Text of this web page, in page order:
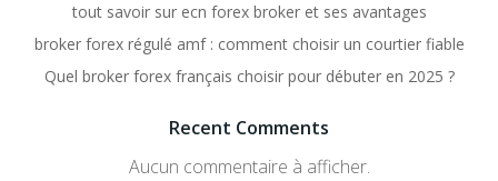
tout savoir sur ecn forex broker et ses avantages
broker forex régulé amf : comment choisir un courtier fiable
Quel broker forex français choisir pour débuter en 2025 ?
Recent Comments
Aucun commentaire à afficher.